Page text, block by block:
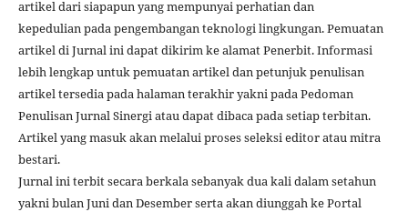
artikel dari siapapun yang mempunyai perhatian dan
kepedulian pada pengembangan teknologi lingkungan. Pemuatan
artikel di Jurnal ini dapat dikirim ke alamat Penerbit. Informasi
lebih lengkap untuk pemuatan artikel dan petunjuk penulisan
artikel tersedia pada halaman terakhir yakni pada Pedoman
Penulisan Jurnal Sinergi atau dapat dibaca pada setiap terbitan.
Artikel yang masuk akan melalui proses seleksi editor atau mitra
bestari.
Jurnal ini terbit secara berkala sebanyak dua kali dalam setahun
yakni bulan Juni dan Desember serta akan diunggah ke Portal